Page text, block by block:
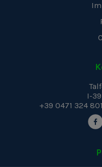
I-
+39 0471 324 801